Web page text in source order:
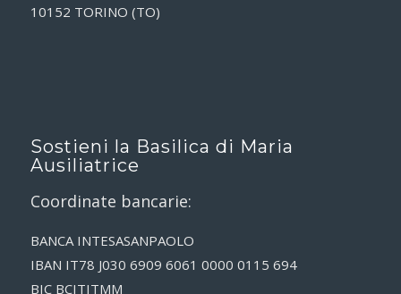
10152 TORINO (TO)
Sostieni la Basilica di Maria
Ausiliatrice
Coordinate bancarie:
BANCA INTESASANPAOLO
IBAN IT78 J030 6909 6061 0000 0115 694
BIC BCITITMM